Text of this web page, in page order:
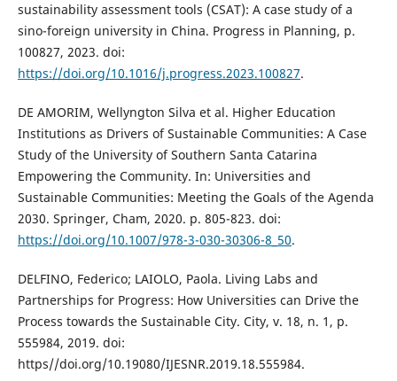
sustainability assessment tools (CSAT): A case study of a
sino-foreign university in China. Progress in Planning, p.
100827, 2023. doi:
https://doi.org/10.1016/j.progress.2023.100827.
DE AMORIM, Wellyngton Silva et al. Higher Education
Institutions as Drivers of Sustainable Communities: A Case
Study of the University of Southern Santa Catarina
Empowering the Community. In: Universities and
Sustainable Communities: Meeting the Goals of the Agenda
2030. Springer, Cham, 2020. p. 805-823. doi:
https://doi.org/10.1007/978-3-030-30306-8_50.
DELFINO, Federico; LAIOLO, Paola. Living Labs and
Partnerships for Progress: How Universities can Drive the
Process towards the Sustainable City. City, v. 18, n. 1, p.
555984, 2019. doi:
https//doi.org/10.19080/IJESNR.2019.18.555984.